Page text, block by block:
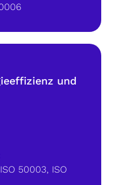
und
ISO 50003, ISO